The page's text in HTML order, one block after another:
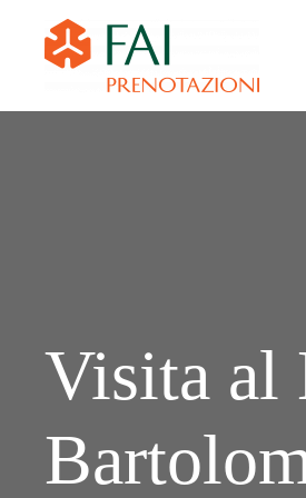
Visita al